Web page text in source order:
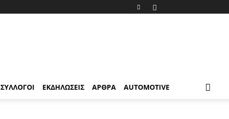
ΣΥΛΛΟΓΟΙ ΕΚΔΗΛΩΣΕΙΣ ΑΡΘΡΑ AUTOMOTIVE